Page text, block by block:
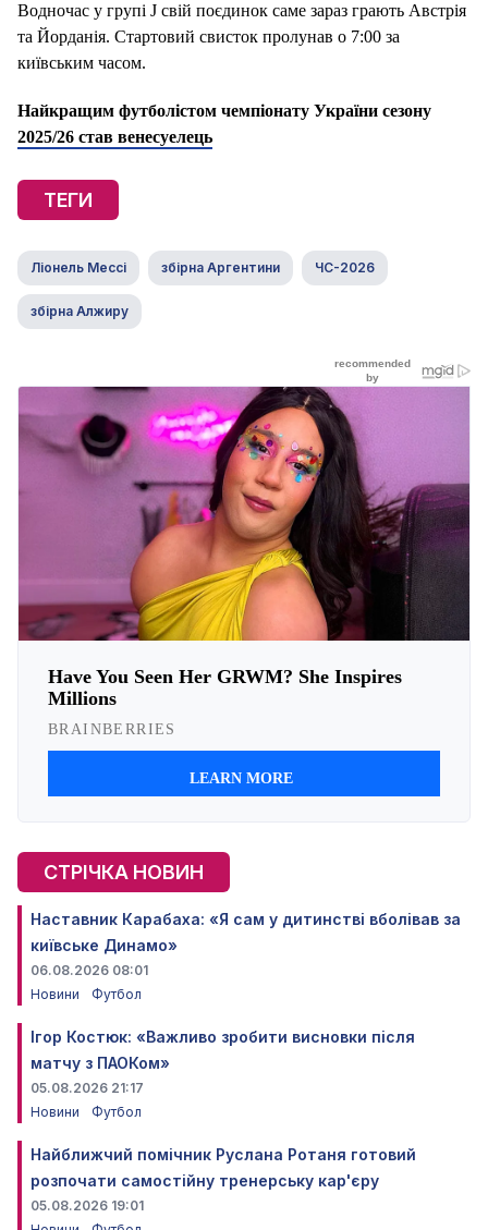
Водночас у групі J свій поєдинок саме зараз грають Австрія
та Йорданія. Стартовий свисток пролунав о 7:00 за
київським часом.
Найкращим футболістом чемпіонату України сезону
2025/26 став венесуелець
ТЕГИ
Ліонель Мессі збірна Аргентини ЧС-2026
збірна Алжиру
СТРІЧКА НОВИН
Наставник Карабаха: «Я сам у дитинстві вболівав за
київське Динамо»
06.08.2026 08:01
Новини
Футбол
Ігор Костюк: «Важливо зробити висновки після
матчу з ПАОКом»
05.08.2026 21:17
Новини
Футбол
Найближчий помічник Руслана Ротаня готовий
розпочати самостійну тренерську кар'єру
05.08.2026 19:01